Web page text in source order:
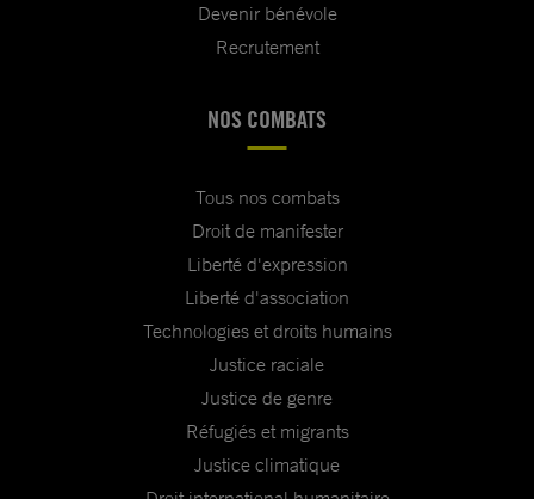
Devenir bénévole
Recrutement
NOS COMBATS
Tous nos combats
Droit de manifester
Liberté d'expression
Liberté d'association
Technologies et droits humains
Justice raciale
Justice de genre
Réfugiés et migrants
Justice climatique